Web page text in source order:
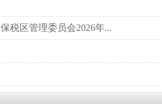
税区管理委员会2026年...